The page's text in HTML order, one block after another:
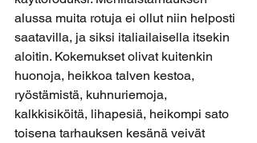
alussa muita rotuja ei ollut niin helposti
saatavilla, ja siksi italiailaisella itsekin
aloitin. Kokemukset olivat kuitenkin
huonoja, heikkoa talven kestoa,
ryöstämistä, kuhnuriemoja,
kalkkisiköitä, lihapesiä, heikompi sato
toisena tarhauksen kesänä veivät